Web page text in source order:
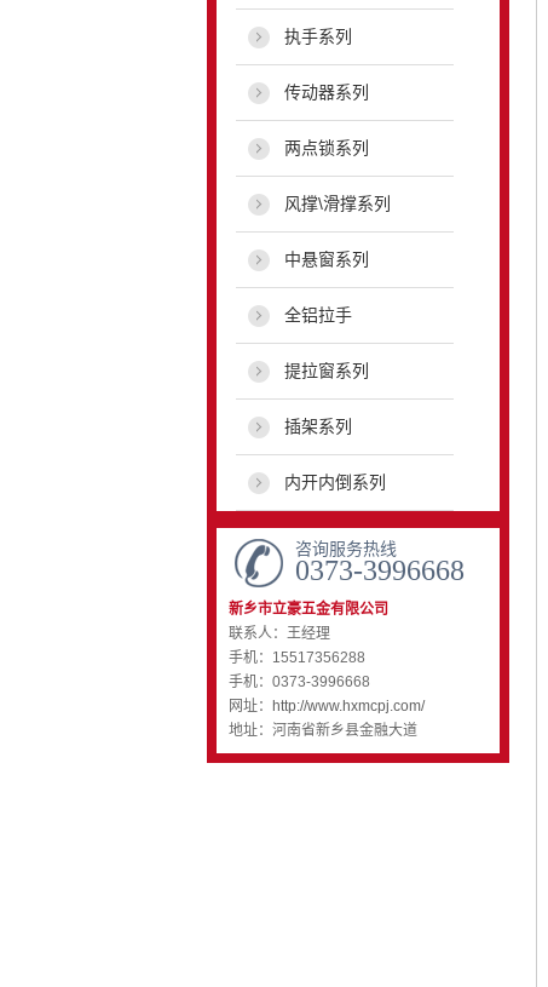
执手系列
传动器系列
两点锁系列
风撑\滑撑系列
中悬窗系列
全铝拉手
提拉窗系列
插架系列
内开内倒系列
咨询服务热线
0373-3996668
新乡市立豪五金有限公司
联系人：王经理
手机：15517356288
手机：0373-3996668
网址：
http://www.hxmcpj.com/
地址：河南省新乡县金融大道